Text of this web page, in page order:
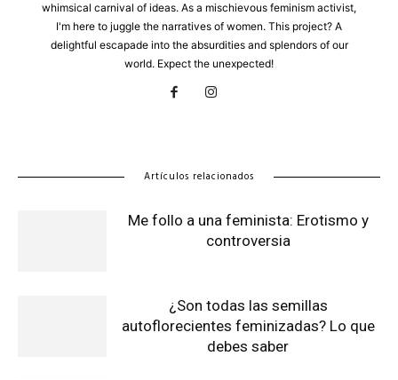
whimsical carnival of ideas. As a mischievous feminism activist,
I'm here to juggle the narratives of women. This project? A
delightful escapade into the absurdities and splendors of our
world. Expect the unexpected!
Artículos relacionados
Me follo a una feminista: Erotismo y
controversia
¿Son todas las semillas
autoflorecientes feminizadas? Lo que
debes saber